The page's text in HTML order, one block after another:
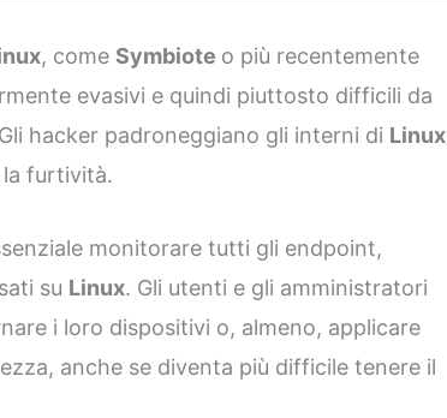
, come Symbiote o più recentemente
evasivi e quindi piuttosto difficili da
hacker padroneggiano gli interni di Linux
la furtività.
monitorare tutti gli endpoint,
su Linux. Gli utenti e gli amministratori
i loro dispositivi o, almeno, applicare
anche se diventa più difficile tenere il